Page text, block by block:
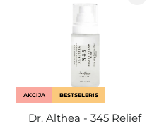
AKCIJA BESTSELERIS
Dr. Althea - 345 Relief